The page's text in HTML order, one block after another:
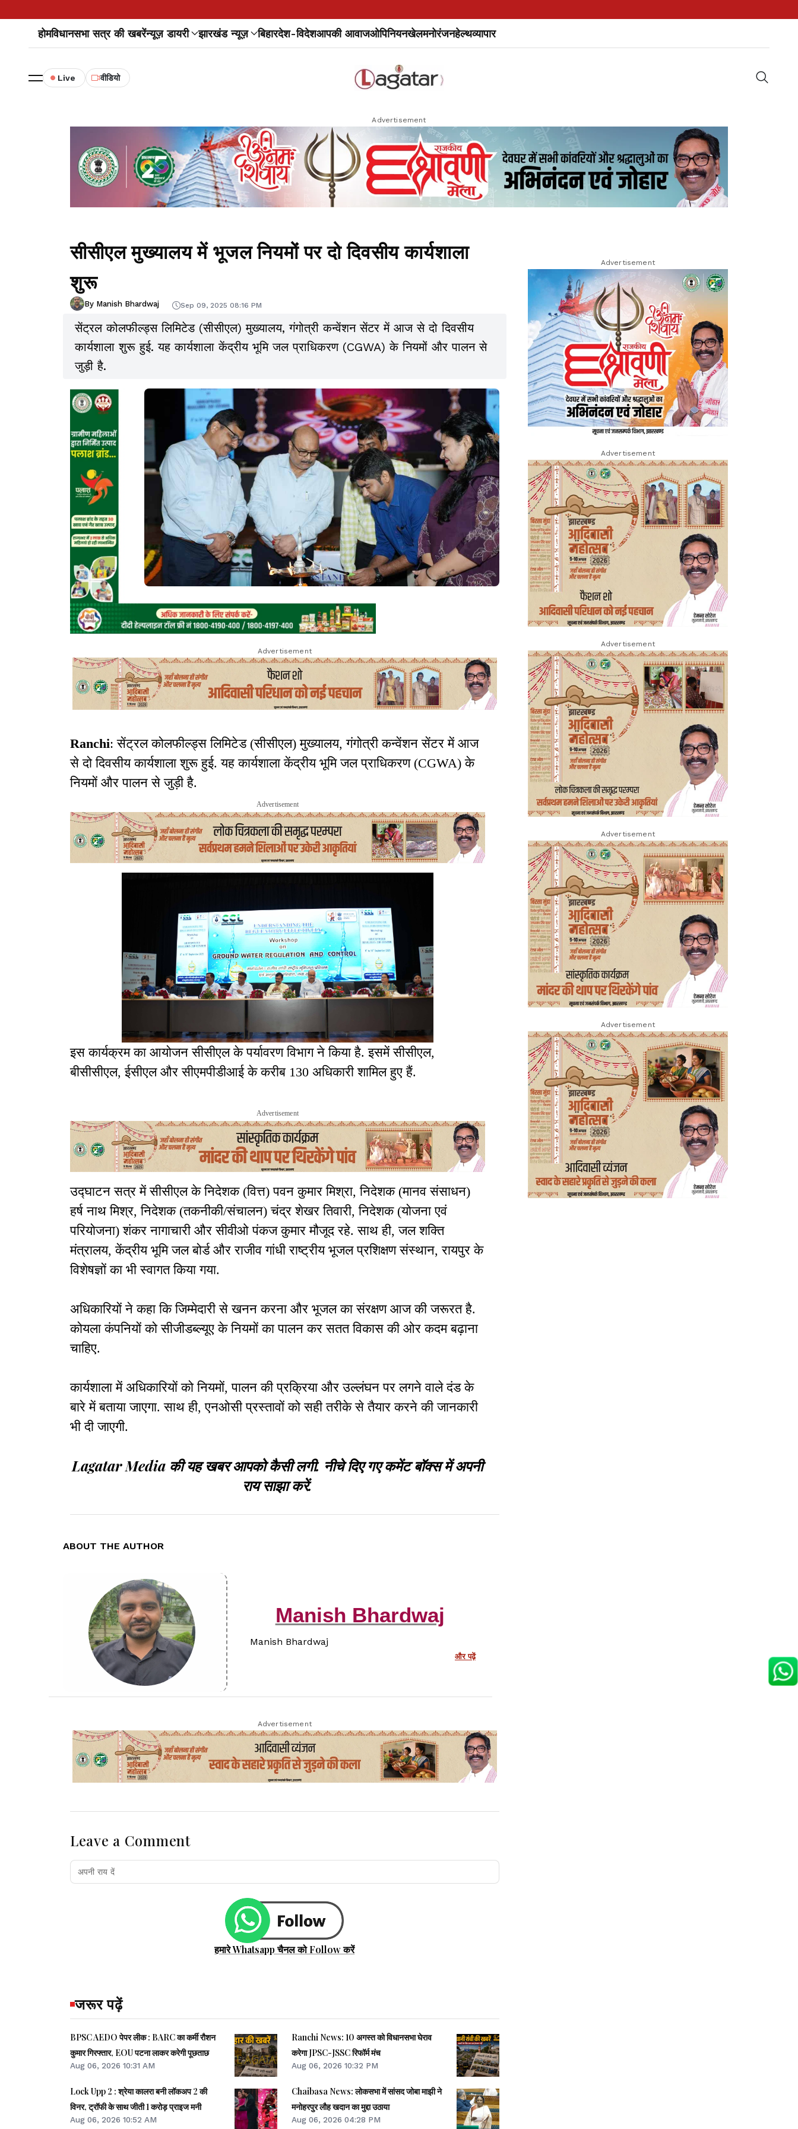
होमविधानसभा सत्र की खबरेंन्यूज़ डायरी झारखंड न्यूज़ बिहारदेश-विदेशआपकी आवाजओपिनियनखेलमनोरंजनहेल्थव्यापार
Live वीडियो
Advertisement
सीसीएल मुख्यालय में भूजल नियमों पर दो दिवसीय कार्यशाला
शुरू
By Manish Bhardwaj Sep 09, 2025 08:16 PM
सेंट्रल कोलफील्ड्स लिमिटेड (सीसीएल) मुख्यालय, गंगोत्री कन्वेंशन सेंटर में आज से दो दिवसीय
कार्यशाला शुरू हुई. यह कार्यशाला केंद्रीय भूमि जल प्राधिकरण (CGWA) के नियमों और पालन से
जुड़ी है.
Advertisement
Ranchi: सेंट्रल कोलफील्ड्स लिमिटेड (सीसीएल) मुख्यालय, गंगोत्री कन्वेंशन सेंटर में आज
से दो दिवसीय कार्यशाला शुरू हुई. यह कार्यशाला केंद्रीय भूमि जल प्राधिकरण (CGWA) के
नियमों और पालन से जुड़ी है.
Advertisement
इस कार्यक्रम का आयोजन सीसीएल के पर्यावरण विभाग ने किया है. इसमें सीसीएल,
बीसीसीएल, ईसीएल और सीएमपीडीआई के करीब 130 अधिकारी शामिल हुए हैं.
Advertisement
उद्घाटन सत्र में सीसीएल के निदेशक (वित्त) पवन कुमार मिश्रा, निदेशक (मानव संसाधन)
हर्ष नाथ मिश्र, निदेशक (तकनीकी/संचालन) चंद्र शेखर तिवारी, निदेशक (योजना एवं
परियोजना) शंकर नागाचारी और सीवीओ पंकज कुमार मौजूद रहे. साथ ही, जल शक्ति
मंत्रालय, केंद्रीय भूमि जल बोर्ड और राजीव गांधी राष्ट्रीय भूजल प्रशिक्षण संस्थान, रायपुर के
विशेषज्ञों का भी स्वागत किया गया.
अधिकारियों ने कहा कि जिम्मेदारी से खनन करना और भूजल का संरक्षण आज की जरूरत है.
कोयला कंपनियों को सीजीडब्ल्यूए के नियमों का पालन कर सतत विकास की ओर कदम बढ़ाना
चाहिए.
कार्यशाला में अधिकारियों को नियमों, पालन की प्रक्रिया और उल्लंघन पर लगने वाले दंड के
बारे में बताया जाएगा. साथ ही, एनओसी प्रस्तावों को सही तरीके से तैयार करने की जानकारी
भी दी जाएगी.
Lagatar Media की यह खबर आपको कैसी लगी. नीचे दिए गए कमेंट बॉक्स में अपनी
राय साझा करें.
ABOUT THE AUTHOR
Manish Bhardwaj
Manish Bhardwaj
और पढ़ें
Advertisement
Leave a Comment
हमारे Whatsapp चैनल को Follow करें
जरूर पढ़ें
BPSC AEDO पेपर लीक : BARC का कर्मी रौशन
कुमार गिरफ्तार, EOU पटना लाकर करेगी पूछताछ
Aug 06, 2026 10:31 AM
Lock Upp 2 : श्रेया कालरा बनी लॉकअप 2 की
विनर, ट्रॉफी के साथ जीती 1 करोड़ प्राइज मनी
Aug 06, 2026 10:52 AM
Ranchi News: 10 अगस्त को विधानसभा घेराव
करेगा JPSC-JSSC रिफॉर्म मंच
Aug 06, 2026 10:32 PM
Chaibasa News: लोकसभा में सांसद जोबा माझी ने
मनोहरपुर लौह खदान का मुद्दा उठाया
Aug 06, 2026 04:28 PM
Advertisement
Advertisement
Advertisement
Advertisement
Advertisement